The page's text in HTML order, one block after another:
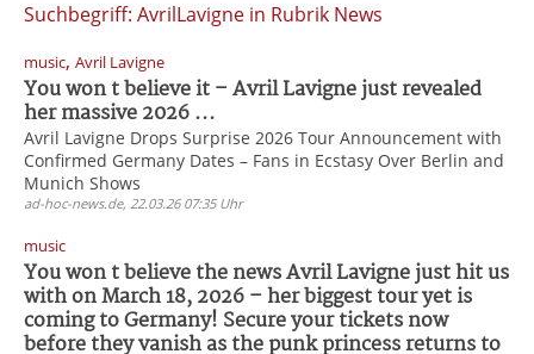
Suchbegriff: AvrilLavigne in Rubrik News
music, Avril Lavigne
You won t believe it – Avril Lavigne just revealed
her massive 2026 ...
Avril Lavigne Drops Surprise 2026 Tour Announcement with
Confirmed Germany Dates – Fans in Ecstasy Over Berlin and
Munich Shows
ad-hoc-news.de, 22.03.26 07:35 Uhr
music
You won t believe the news Avril Lavigne just hit us
with on March 18, 2026 – her biggest tour yet is
coming to Germany! Secure your tickets now
before they vanish as the punk princess returns to